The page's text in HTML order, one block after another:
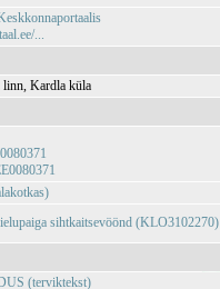
...
linn, Kardla küla
sihtkaitsevöönd (KLO3102270)
(terviktekst)